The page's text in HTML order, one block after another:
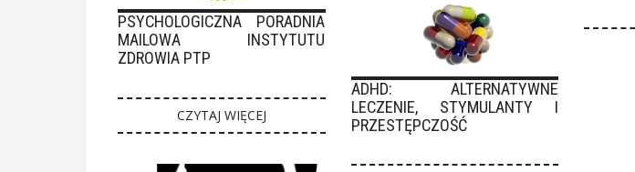
PSYCHOLOGICZNA PORADNIA
MAILOWA INSTYTUTU
ZDROWIA PTP
CZYTAJ WIĘCEJ
ADHD: ALTERNATYWNE
LECZENIE, STYMULANTY I
PRZESTĘPCZOŚĆ